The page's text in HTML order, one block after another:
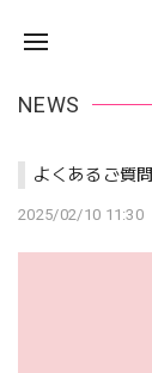
NEWS
よくあるご質問
2025/02/10 11:30